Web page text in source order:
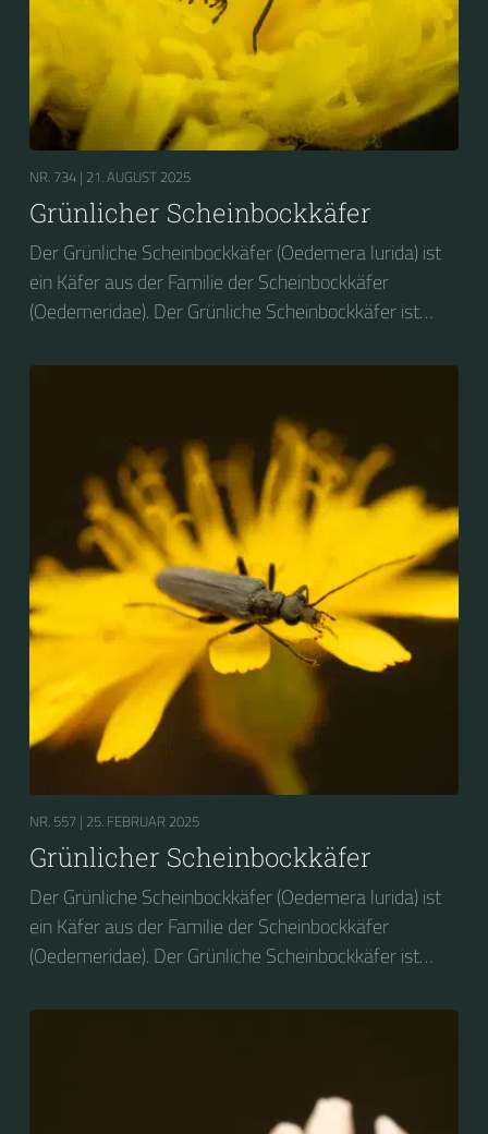
NR. 734 | 21. AUGUST 2025
Grünlicher Scheinbockkäfer
Der Grünliche Scheinbockkäfer (Oedemera lurida) ist
ein Käfer aus der Familie der Scheinbockkäfer
(Oedemeridae). Der Grünliche Scheinbockkäfer ist
Scheinbockkäfer (Oedemera nobilis).
NR. 557 | 25. FEBRUAR 2025
Grünlicher Scheinbockkäfer
Der Grünliche Scheinbockkäfer (Oedemera lurida) ist
ein Käfer aus der Familie der Scheinbockkäfer
(Oedemeridae). Der Grünliche Scheinbockkäfer ist
Scheinbockkäfer (Oedemera nobilis).